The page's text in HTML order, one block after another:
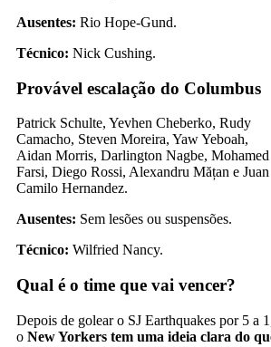
Ausentes: Rio Hope-Gund.
Técnico: Nick Cushing.
Provável escalação do Columbus
Patrick Schulte, Yevhen Cheberko, Rudy
Camacho, Steven Moreira, Yaw Yeboah,
Aidan Morris, Darlington Nagbe, Mohamed
Farsi, Diego Rossi, Alexandru Mățan e Juan
Camilo Hernandez.
Ausentes: Sem lesões ou suspensões.
Técnico: Wilfried Nancy.
Qual é o time que vai vencer?
Depois de golear o SJ Earthquakes por 5 a
o New Yorkers tem uma ideia clara do